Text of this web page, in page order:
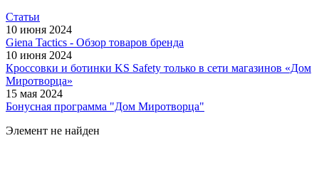
Статьи
10 июня 2024
Giena Tactics - Обзор товаров бренда
10 июня 2024
Кроссовки и ботинки KS Safety только в сети магазинов «Дом
Миротворца»
15 мая 2024
Бонусная программа "Дом Миротворца"
Элемент не найден